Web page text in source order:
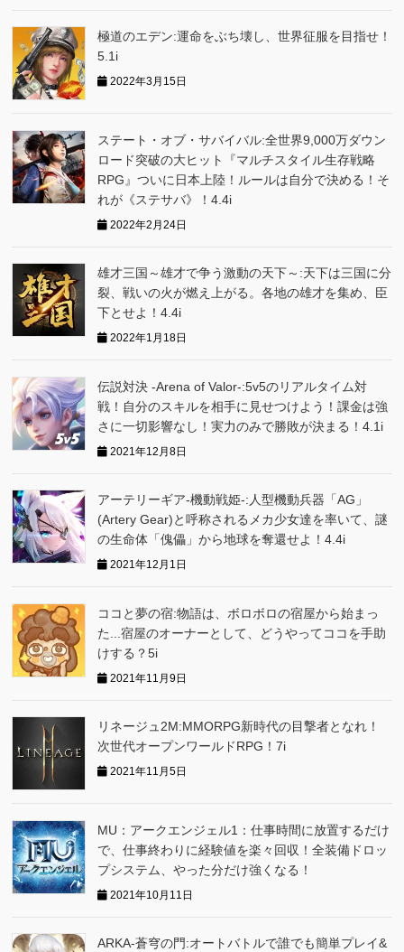
極道のエデン:運命をぶち壊し、世界征服を目指せ！
5.1i
2022年3月15日
ステート・オブ・サバイバル:全世界9,000万ダウン
ロード突破の大ヒット『マルチスタイル生存戦略
RPG』ついに日本上陸！ルールは自分で決める！そ
れが《ステサバ》！4.4i
2022年2月24日
雄才三国～雄才で争う激動の天下～:天下は三国に分
裂、戦いの火が燃え上がる。各地の雄才を集め、臣
下とせよ！4.4i
2022年1月18日
伝説対決 -Arena of Valor-:5v5のリアルタイム対
戦！自分のスキルを相手に見せつけよう！課金は強
さに一切影響なし！実力のみで勝敗が決まる！4.1i
2021年12月8日
アーテリーギア-機動戦姫-:人型機動兵器「AG」
(Artery Gear)と呼称されるメカ少女達を率いて、謎
の生命体「傀儡」から地球を奪還せよ！4.4i
2021年12月1日
ココと夢の宿:物語は、ボロボロの宿屋から始まっ
た...宿屋のオーナーとして、どうやってココを手助
けする？5i
2021年11月9日
リネージュ2M:MMORPG新時代の目撃者となれ！
次世代オープンワールドRPG！7i
2021年11月5日
MU：アークエンジェル1：仕事時間に放置するだけ
で、仕事終わりに経験値を楽々回収！全装備ドロッ
プシステム、やった分だけ強くなる！
2021年10月11日
ARKA‐蒼穹の門:オートバトルで誰でも簡単プレイ&